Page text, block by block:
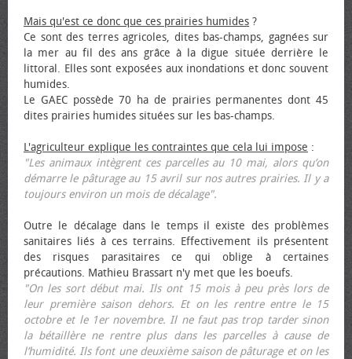
Mais qu'est ce donc que ces prairies humides ?
Ce sont des terres agricoles, dites bas-champs, gagnées sur
la mer au fil des ans grâce à la digue située derrière le
littoral. Elles sont exposées aux inondations et donc souvent
humides.
Le GAEC possède 70 ha de prairies permanentes dont 45
dites prairies humides situées sur les bas-champs.
L'agriculteur explique les contraintes que cela lui impose :
"Les animaux intègrent ces parcelles au 10 mai, alors qu’on
démarre le pâturage au 15 avril sur nos autres prairies. Il y a
toujours environ un mois de décalage".
Outre le décalage dans le temps il existe des problèmes
sanitaires liés à ces terrains. Effectivement ils présentent
des risques parasitaires ce qui oblige à certaines
précautions. Mathieu Brassart n'y met que les bœufs.
"On les sort début mai. Ils ont 15 mois à peu près lors de
leur première saison dehors. Et on les rentre entre le 15
octobre et le 1er novembre. Il ne faut pas trop tarder sinon
la bétaillère ne rentre plus dans les parcelles à cause de
l’humidité. Ils font une deuxième saison de pâturage et on les